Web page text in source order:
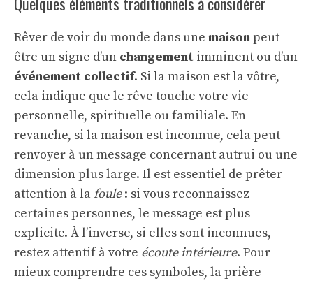
Rêver de voir du monde dans une maisonpeut
être un signe d’un changement imminent ou d’un
événement collectif. Si la maison est la vôtre,
cela indique que le rêve touche votre vie
personnelle, spirituelle ou familiale. En
revanche, si la maison est inconnue, cela peut
renvoyer à un message concernant autrui ou une
dimension plus large. Il est essentiel de prêter
attention à lafoule: si vous reconnaissez
certaines personnes, le message est plus
explicite. À l’inverse, si elles sont inconnues,
restez attentif à votre écoute intérieure. Pour
mieux comprendre ces symboles, la prière